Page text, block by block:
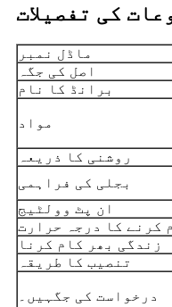
ماڈل نمبر
اصل کی جگہ
برانڈ کا نام
مواد
روشنی کا ذریعہ
بجلی کی فراہمی
ان پٹ وولٹیج
کرنے کا درجہ حرارت
زندگی بھر کام کرنا
تنصیب کا طریقہ
درخواست کی جگہیں۔